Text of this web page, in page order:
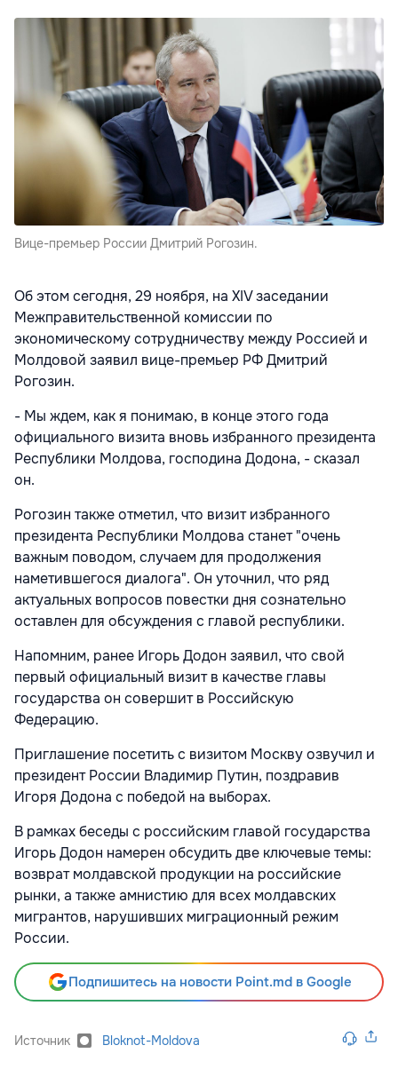
Вице-премьер России Дмитрий Рогозин.
Об этом сегодня, 29 ноября, на ХIV заседании
Межправительственной комиссии по
экономическому сотрудничеству между Россией и
Молдовой заявил вице-премьер РФ Дмитрий
Рогозин.
- Мы ждем, как я понимаю, в конце этого года
официального визита вновь избранного президента
Республики Молдова, господина Додона, - сказал
он.
Рогозин также отметил, что визит избранного
президента Республики Молдова станет "очень
важным поводом, случаем для продолжения
наметившегося диалога". Он уточнил, что ряд
актуальных вопросов повестки дня сознательно
оставлен для обсуждения с главой республики.
Напомним, ранее Игорь Додон заявил, что свой
первый официальный визит в качестве главы
государства он совершит в Российскую
Федерацию.
Приглашение посетить с визитом Москву озвучил и
президент России Владимир Путин, поздравив
Игоря Додона с победой на выборах.
В рамках беседы с российским главой государства
Игорь Додон намерен обсудить две ключевые темы:
возврат молдавской продукции на российские
рынки, а также амнистию для всех молдавских
мигрантов, нарушивших миграционный режим
России.
Подпишитесь на новости Point.md в Google
Источник Bloknot-Moldova